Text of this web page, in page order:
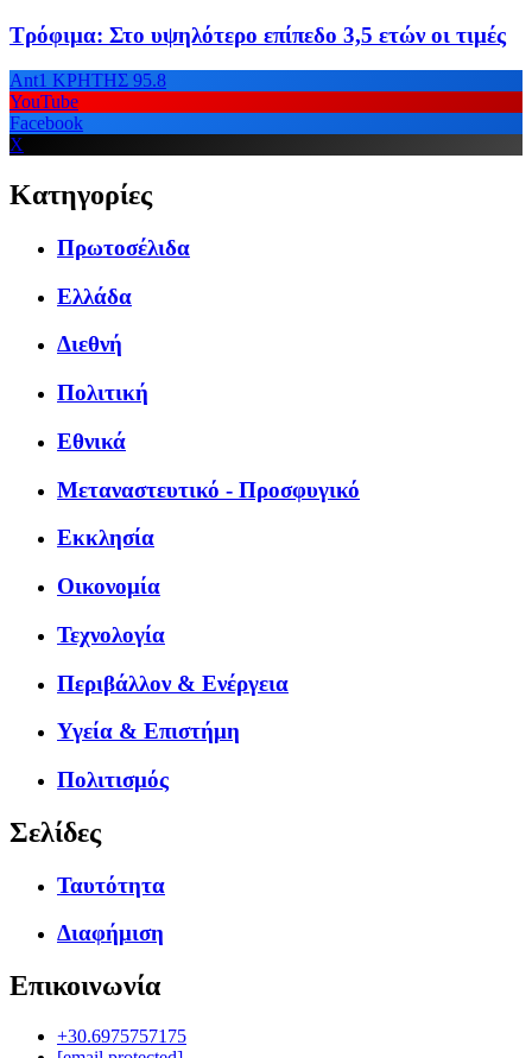
Τρόφιμα: Στο υψηλότερο επίπεδο 3,5 ετών οι τιμές
Ant1 ΚΡΗΤΗΣ 95.8
YouTube
Facebook
X
Κατηγορίες
Πρωτοσέλιδα
Ελλάδα
Διεθνή
Πολιτική
Εθνικά
Μεταναστευτικό - Προσφυγικό
Εκκλησία
Οικονομία
Τεχνολογία
Περιβάλλον & Ενέργεια
Υγεία & Επιστήμη
Πολιτισμός
Σελίδες
Ταυτότητα
Διαφήμιση
Επικοινωνία
+30.6975757175